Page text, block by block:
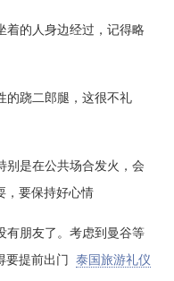
着的人身边经过，记得略
的跷二郎腿，这很不礼
别是在公共场合发火，会
，要保持好心情
有朋友了。考虑到曼谷等
要提前出门
泰国旅游礼仪